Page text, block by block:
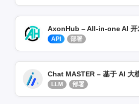
API 部署
LLM 部署